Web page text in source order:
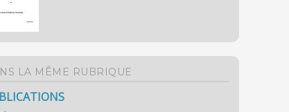
LA MÊME RUBRIQUE